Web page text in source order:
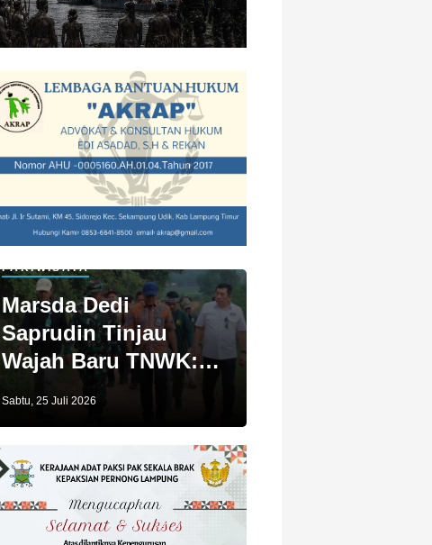
PARIWISATA
Marsda Dedi
Saprudin Tinjau
Wajah Baru TNWK:
Sabtu, 25 Juli 2026